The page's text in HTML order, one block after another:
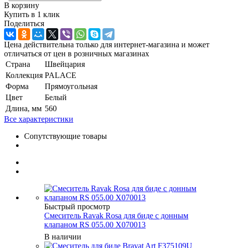
В корзину
Купить в 1 клик
Поделиться
Цена действительна только для интернет-магазина и может
отличаться от цен в розничных магазинах
Страна
Швейцария
Коллекция PALACE
Форма
Прямоугольная
Цвет
Белый
Длина, мм 560
Все характеристики
Сопутствующие товары
Быстрый просмотр
Смеситель Ravak Rosa для биде с донным
клапаном RS 055.00 X070013
В наличии